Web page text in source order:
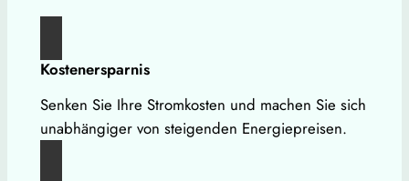
Kostenersparnis
Senken Sie Ihre Stromkosten und machen Sie sich
unabhängiger von steigenden Energiepreisen.